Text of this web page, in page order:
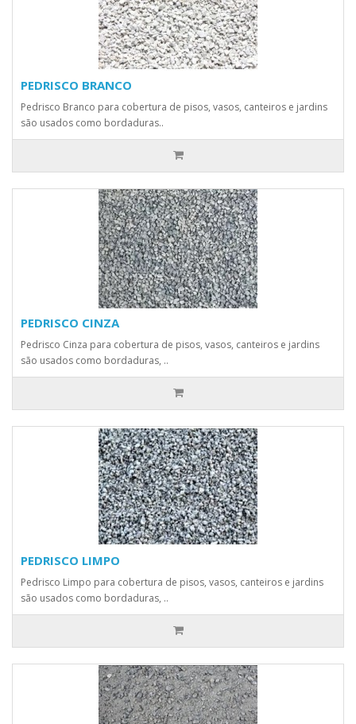
PEDRISCO BRANCO
Pedrisco Branco para cobertura de pisos, vasos, canteiros e jardins
são usados como bordaduras..
PEDRISCO CINZA
Pedrisco Cinza para cobertura de pisos, vasos, canteiros e jardins
são usados como bordaduras, ..
PEDRISCO LIMPO
Pedrisco Limpo para cobertura de pisos, vasos, canteiros e jardins
são usados como bordaduras, ..